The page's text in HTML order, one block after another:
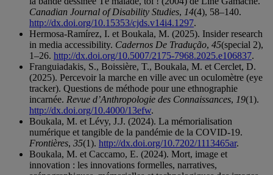
Canadian Journal of Disability Studies, 14(4), 58–140.
http://dx.doi.org/10.15353/cjds.v14i4.1297.
Hermosa-Ramírez, I. et Boukala, M. (2025). Insider research
in media accessibility. Cadernos De Tradução, 45(special 2),
1–26. http://dx.doi.org/10.5007/2175-7968.2025.e106837.
Franguiadakis, S., Boissière, T., Boukala, M. et Cerclet, D.
(2025). Percevoir la marche en ville avec un oculomètre (eye
tracker). Questions de méthode pour une ethnographie
incarnée. Revue d’Anthropologie des Connaissances, 19(1).
http://dx.doi.org/10.4000/13efw.
Boukala, M. et Lévy, J.J. (2024). La mémorialisation
numérique et tangible de la pandémie de la COVID-19.
Frontières, 35(1). http://dx.doi.org/10.7202/1113465ar.
Boukala, M. et Caccamo, E. (2024). Mort, image et
innovation : les innovations formelles, narratives,